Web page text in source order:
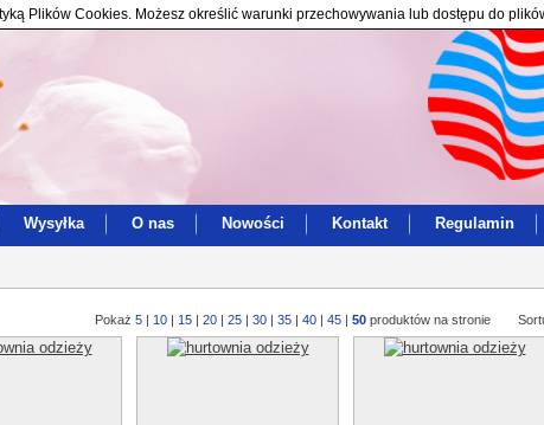
Plików Cookies. Możesz określić warunki przechowywania lub dostępu do
Wysyłka O nas Nowości Kontakt Regulamin
Pokaż 5 | 10 | 15 | 20 | 25 | 30 | 35 | 40 | 45 | 50 produktów na stronie